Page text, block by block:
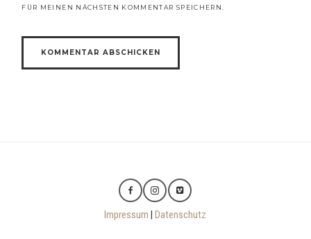
FÜR MEINEN NÄCHSTEN KOMMENTAR SPEICHERN.
Impressum |Datenschutz